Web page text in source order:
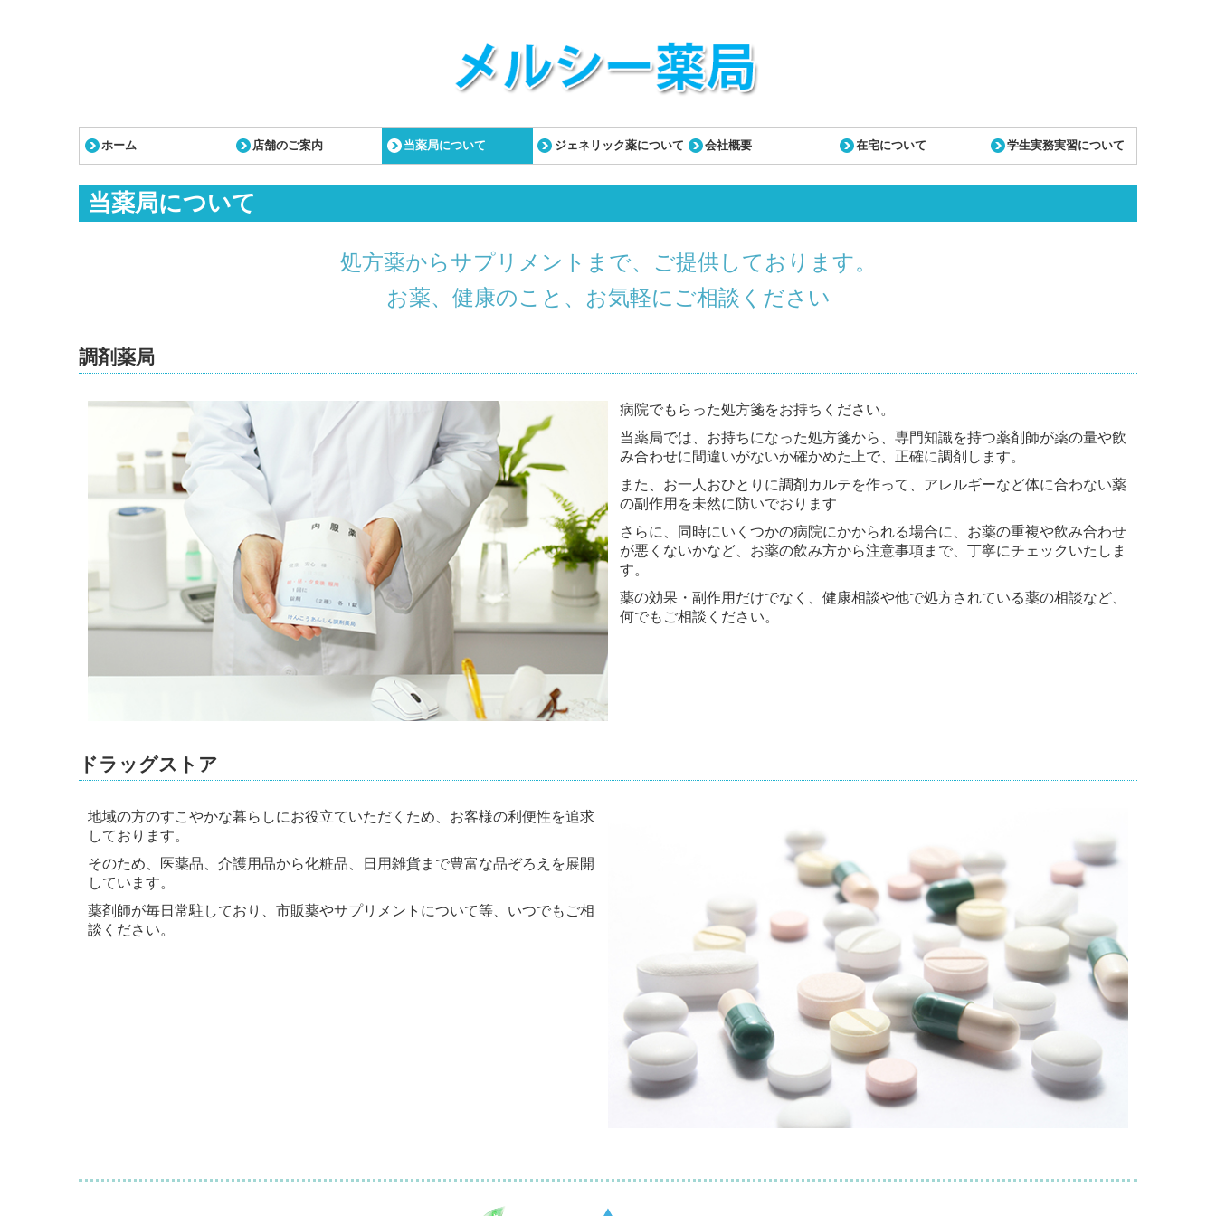
ホーム 店舗のご案内 当薬局について ジェネリック薬について 会社概要 在宅について 学生実務実習について
当薬局について
処方薬からサプリメントまで、ご提供しております。
お薬、健康のこと、 お気軽にご相談ください
調剤薬局
病院でもらった処方箋をお持ちください。
当薬局では、お持ちになった処方箋から、専門知識を持つ薬剤師が薬の量や飲
み合わせに間違いがないか確かめた上で、正確に調剤します。
また、お一人おひとりに調剤カルテを作って、アレルギーなど体に合わない薬
の副作用を未然に防いでおります
さらに、同時にいくつかの病院にかかられる場合に、お薬の重複や飲み合わせ
が悪くないかなど、お薬の飲み方から注意事項まで、丁寧にチェックいたしま
す。
薬の効果・副作用だけでなく、健康相談や他で処方されている薬の相談など、
何でもご相談ください。
ドラッグストア
地域の方のすこやかな暮らしにお役立ていただくため、お客様の利便性を追求
しております。
そのため、医薬品、介護用品から化粧品、日用雑貨まで豊富な品ぞろえを展開
しています。
薬剤師が毎日常駐しており、市販薬やサプリメントについて等、いつでもご相
談ください。